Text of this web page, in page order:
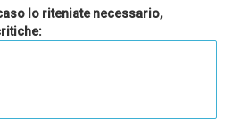
lo riteniate necessario,